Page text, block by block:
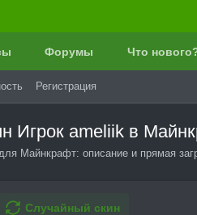
Форумы Что
Регистрация
Игрок ameliik в
Майнкрафт: описание и прямая
Случайный скин